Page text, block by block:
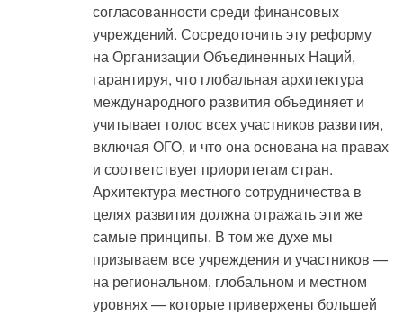
согласованности среди финансовых
учреждений. Сосредоточить эту реформу
на Организации Объединенных Наций,
гарантируя, что глобальная архитектура
международного развития объединяет и
учитывает голос всех участников развития,
включая ОГО, и что она основана на правах
и соответствует приоритетам стран.
Архитектура местного сотрудничества в
целях развития должна отражать эти же
самые принципы. В том же духе мы
призываем все учреждения и участников —
на региональном, глобальном и местном
уровнях — которые привержены большей